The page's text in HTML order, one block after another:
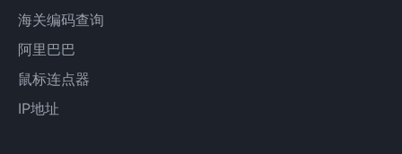
海关编码查询
阿里巴巴
鼠标连点器
IP地址